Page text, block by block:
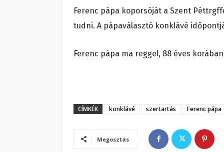
Ferenc pápa koporsóját a Szent
tudni. A pápaválasztó konklávé
Ferenc pápa ma reggel, 88 éves
CÍMKÉK konklávé szertartás Ferenc pápa
Megosztás